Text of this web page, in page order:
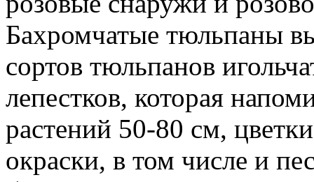
Бахромчатые тюльпаны
сортов тюльпанов
лепестков, которая
растений 50-80 см,
окраски, в том числе и